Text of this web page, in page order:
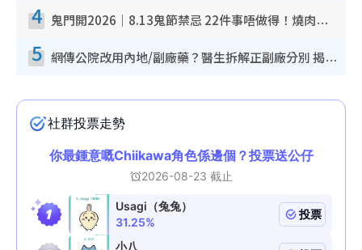
4 鬼門開2026｜8.13鬼節禁忌 22件事唔做得！燒肉、刺身要少食？半夜勿吹口哨/打呢個電話
5 網傳公院改用內地/副廠藥？醫生拆解正副廠分別 揭4類人換藥隨時出事